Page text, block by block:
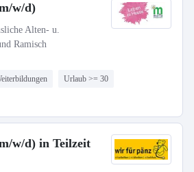
w/d)
Alten- u.
Ramisch
Urlaub >= 30
w/d) in Teilzeit